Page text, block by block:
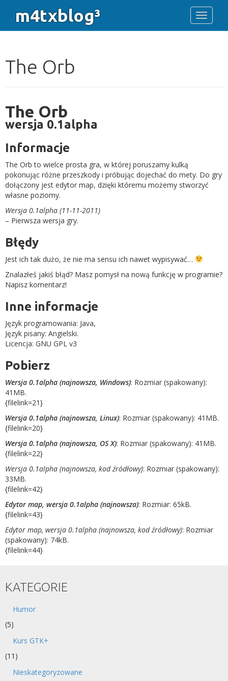
m4txblog³ Toggle
The Orb
The Orb
wersja 0.1alpha
Informacje
The Orb to wielce prosta gra, w której poruszamy kulką
pokonując różne przeszkody i próbując dojechać do mety. Do gry
dołączony jest edytor map, dzięki któremu możemy stworzyć
własne poziomy.
Wersja 0.1alpha (11-11-2011)
– Pierwsza wersja gry.
Błędy
Jest ich tak dużo, że nie ma sensu ich nawet wypisywać…
Znalazłeś jakiś błąd? Masz pomysł na nową funkcję w programie?
Napisz komentarz!
Inne informacje
Język programowania: Java,
Język pisany: Angielski.
Licencja: GNU GPL v3
Pobierz
Wersja 0.1alpha (najnowsza, Windows): Rozmiar (spakowany):
41MB.
{filelink=21}
Wersja 0.1alpha (najnowsza, Linux): Rozmiar (spakowany): 41MB.
{filelink=20}
Wersja 0.1alpha (najnowsza, OS X): Rozmiar (spakowany): 41MB.
{filelink=22}
Wersja 0.1alpha (najnowsza, kod źródłowy): Rozmiar (spakowany):
33MB.
{filelink=42}
Edytor map, wersja 0.1alpha (najnowsza): Rozmiar: 65kB.
{filelink=43}
Edytor map, wersja 0.1alpha (najnowsza, kod źródłowy): Rozmiar
(spakowany): 74kB.
{filelink=44}
KATEGORIE
Humor
(5)
Kurs GTK+
(11)
Nieskategoryzowane